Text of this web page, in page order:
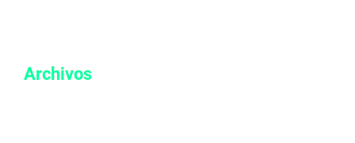
Archivos